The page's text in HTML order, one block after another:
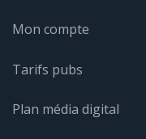
Mon compte
Tarifs pubs
Plan média digital